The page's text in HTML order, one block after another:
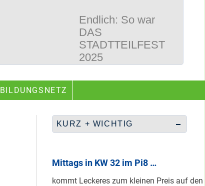
BILDUNGSNETZ
KURZ + WICHTIG
Mittags in KW 32 im Pi8 …
kommt Leckeres zum kleinen Preis auf den
Endlich: So war
DAS
STADTTEILFEST
2025
Wegbereiter &
geht & sich
ABSCHAFFEN!